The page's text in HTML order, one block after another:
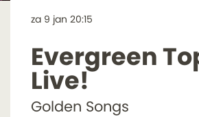
Evergreen
Live!
Golden Songs
za 9 jan 20:15